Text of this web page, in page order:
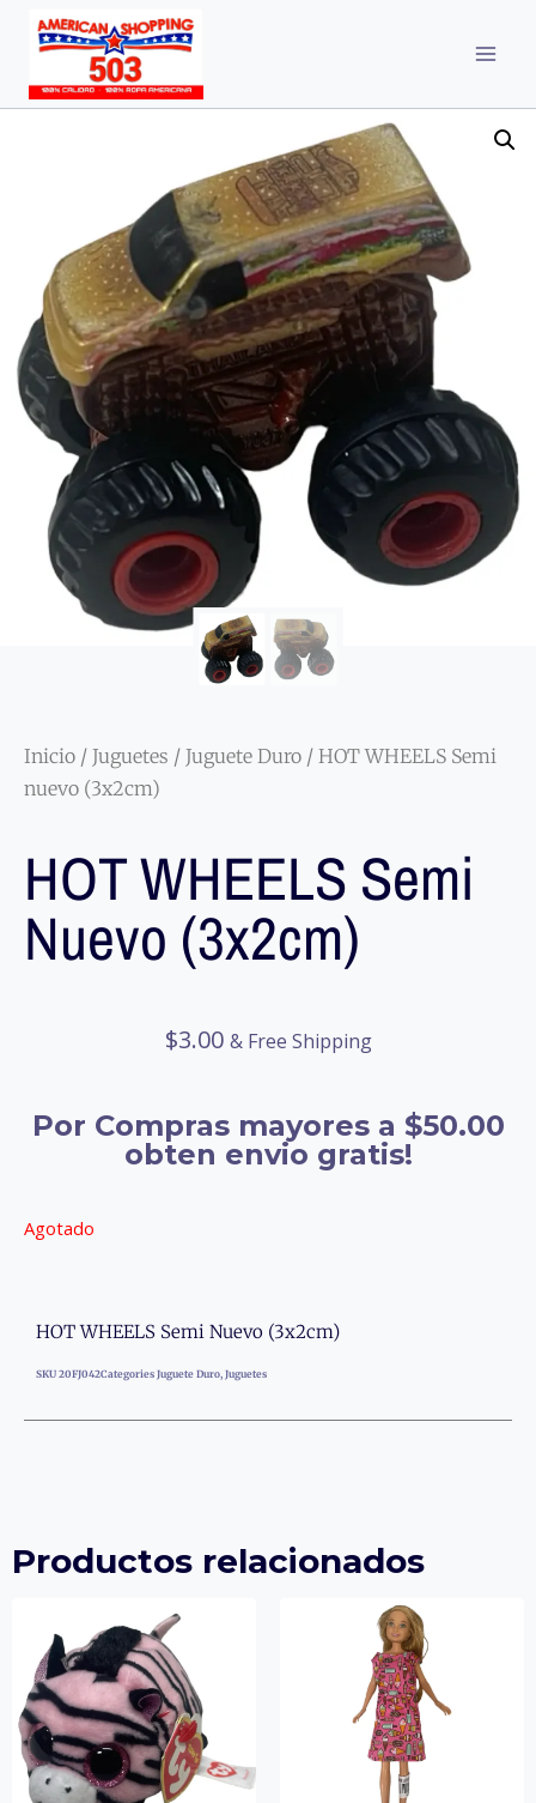
Inicio / Juguetes / Juguete Duro / HOT WHEELS Semi
nuevo (3x2cm)
HOT WHEELS Semi
Nuevo (3x2cm)
$3.00 & Free Shipping
Por Compras mayores a $50.00
obten envio gratis!
Agotado
HOT WHEELS Semi Nuevo (3x2cm)
SKU 20FJ042Categories Juguete Duro, Juguetes
Productos relacionados